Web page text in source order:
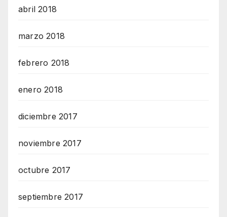
abril 2018
marzo 2018
febrero 2018
enero 2018
diciembre 2017
noviembre 2017
octubre 2017
septiembre 2017